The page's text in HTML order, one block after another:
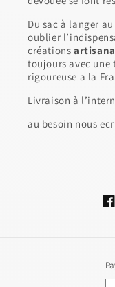
Du sac à langer
oublier
créations
toujours avec
rigoureuse a la
Livraison à
au besoin nous